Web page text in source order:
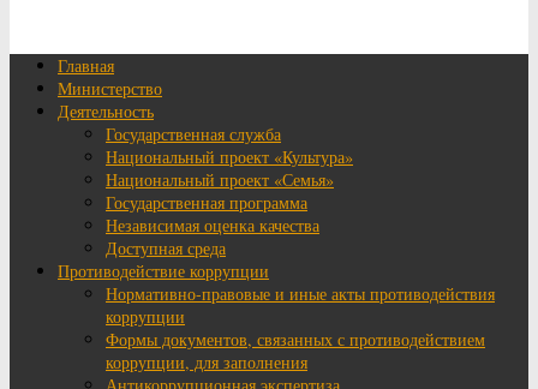
Главная
Министерство
Деятельность
Государственная служба
Национальный проект «Культура»
Национальный проект «Семья»
Государственная программа
Независимая оценка качества
Доступная среда
Противодействие коррупции
Нормативно-правовые и иные акты противодействия
коррупции
Формы документов, связанных с противодействием
коррупции, для заполнения